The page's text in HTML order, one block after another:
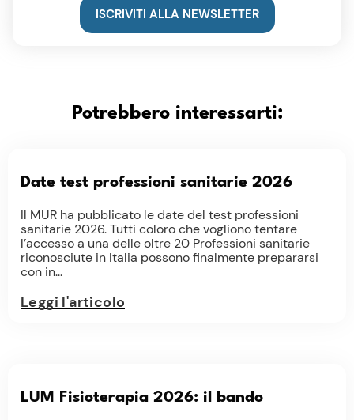
ISCRIVITI ALLA NEWSLETTER
Potrebbero interessarti:
Date test professioni sanitarie 2026
Il MUR ha pubblicato le date del test professioni
sanitarie 2026. Tutti coloro che vogliono tentare
l’accesso a una delle oltre 20 Professioni sanitarie
riconosciute in Italia possono finalmente prepararsi
con in...
Leggi l'articolo
LUM Fisioterapia 2026: il bando